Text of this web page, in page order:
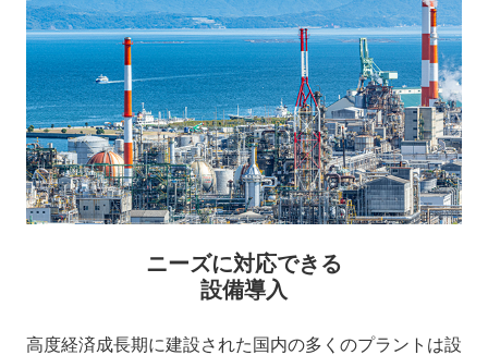
ニーズに対応できる
設備導入
高度経済成長期に建設された国内の多くのプラントは設